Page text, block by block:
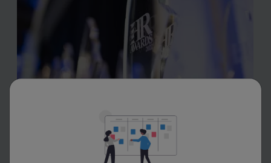
İnsan Kaynakları Ödülleri 2025-